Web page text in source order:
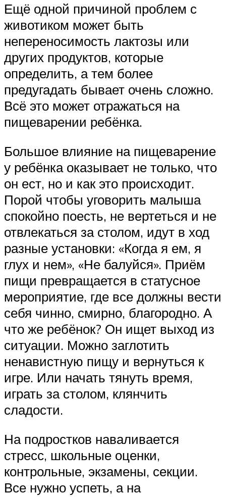
Ещё одной причиной проблем с
животиком может быть
непереносимость лактозы или
других продуктов, которые
определить, а тем более
предугадать бывает очень сложно.
Всё это может отражаться на
пищеварении ребёнка.
Большое влияние на пищеварение
у ребёнка оказывает не только, что
он ест, но и как это происходит.
Порой чтобы уговорить малыша
спокойно поесть, не вертеться и не
отвлекаться за столом, идут в ход
разные установки: «Когда я ем, я
глух и нем», «Не балуйся». Приём
пищи превращается в статусное
мероприятие, где все должны вести
себя чинно, смирно, благородно. А
что же ребёнок? Он ищет выход из
ситуации. Можно заглотить
ненавистную пищу и вернуться к
игре. Или начать тянуть время,
играть за столом, клянчить
сладости.
На подростков наваливается
стресс, школьные оценки,
контрольные, экзамены, секции.
Все нужно успеть, а на